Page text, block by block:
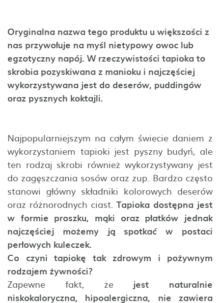
Oryginalna nazwa tego produktu u większości z
nas przywołuje na myśl nietypowy owoc lub
egzotyczny napój. W rzeczywistości tapioka to
skrobia pozyskiwana z manioku i najczęściej
wykorzystywana jest do deserów, puddingów
oraz pysznych koktajli.
Najpopularniejszym na całym świecie daniem z
wykorzystaniem tapioki jest pyszny budyń, ale
ten rodzaj skrobi również wykorzystywany jest
do zagęszczania sosów oraz zup. Bardzo często
stanowi główny składniki kolorowych deserów
oraz różnorodnych ciast.Tapioka dostępna jest
w formie proszku, mąki oraz płatków jednak
najczęściej możemy ją spotkać w postaci
perłowych kuleczek.
Co czyni tapiokę tak zdrowym i pożywnym
rodzajem żywności?
Zapewne fakt, że jest naturalnie
niskokaloryczna, hipoalergiczna, nie zawiera